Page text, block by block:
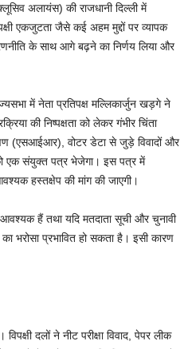
अलायंस) की राजधानी दिल्ली में
एकजुटता जैसे कई अहम मुद्दों पर व्यापक
के साथ आगे बढ़ने का निर्णय लिया और
में नेता प्रतिपक्ष मल्लिकार्जुन खड़गे ने
की निष्पक्षता को लेकर गंभीर चिंता
(एसआईआर), वोटर डेटा से जुड़े विवादों और
को एक संयुक्त पत्र भेजेगा। इस पत्र में
हस्तक्षेप की मांग की जाएगी।
हैं तथा यदि मतदाता सूची और चुनावी
भरोसा प्रभावित हो सकता है। इसी कारण
दलों ने नीट परीक्षा विवाद, पेपर लीक